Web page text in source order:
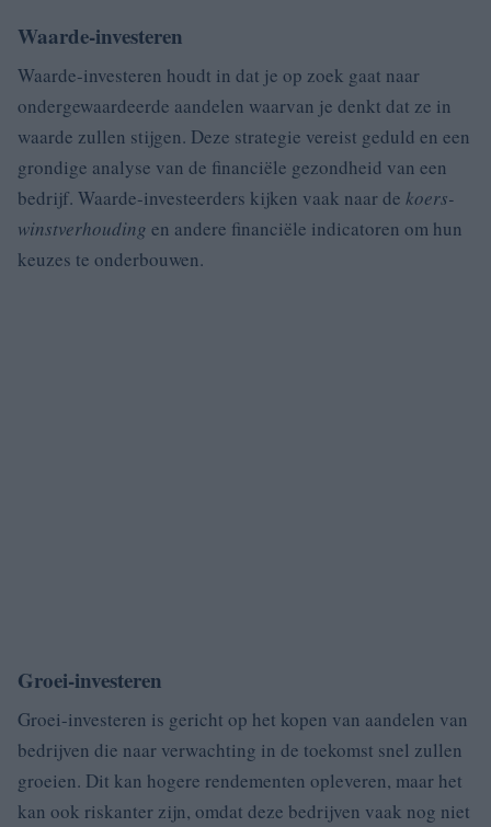
Waarde-investeren
Waarde-investeren houdt in dat je op zoek gaat naar
ondergewaardeerde aandelen waarvan je denkt dat ze in
waarde zullen stijgen. Deze strategie vereist geduld en een
grondige analyse van de financiële gezondheid van een
bedrijf. Waarde-investeerders kijken vaak naar de koers-
winstverhouding en andere financiële indicatoren om hun
keuzes te onderbouwen.
Groei-investeren
Groei-investeren is gericht op het kopen van aandelen van
bedrijven die naar verwachting in de toekomst snel zullen
groeien. Dit kan hogere rendementen opleveren, maar het
kan ook riskanter zijn, omdat deze bedrijven vaak nog niet